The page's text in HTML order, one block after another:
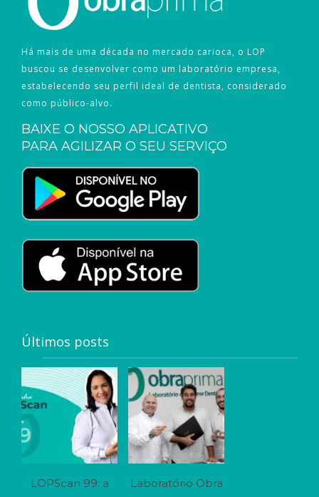
Há mais de uma década no mercado carioca, o LOP
buscou se desenvolver como um laboratório empresa,
estabelecendo seu perfil ideal de dentista, considerado
como público-alvo.
BAIXE O NOSSO APLICATIVO
PARA AGILIZAR O SEU SERVIÇO
Últimos posts
LOPScan 99: a
Laboratório Obra